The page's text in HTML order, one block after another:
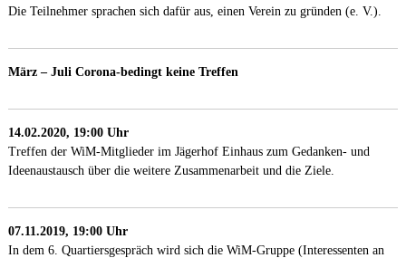
Die Teilnehmer sprachen sich dafür aus, einen Verein zu gründen (e. V.).
März – Juli Corona-bedingt keine Treffen
14.02.2020, 19:00 Uhr
Treffen der WiM-Mitglieder im Jägerhof Einhaus zum Gedanken- und
Ideenaustausch über die weitere Zusammenarbeit und die Ziele.
07.11.2019, 19:00 Uhr
In dem 6. Quartiersgespräch wird sich die WiM-Gruppe (Interessenten an